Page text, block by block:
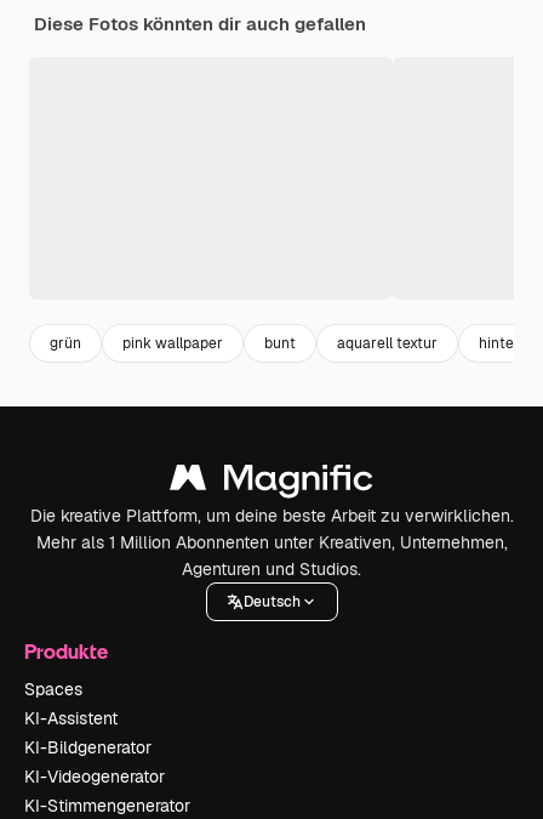
Diese Fotos könnten dir auch gefallen
grün pink wallpaper bunt aquarell textur
Die kreative Plattform, um deine beste Arbeit zu verwirklichen.
Mehr als 1 Million Abonnenten unter Kreativen, Unternehmen,
Agenturen und Studios.
Deutsch
Produkte
Spaces
KI-Assistent
KI-Bildgenerator
KI-Videogenerator
KI-Stimmengenerator